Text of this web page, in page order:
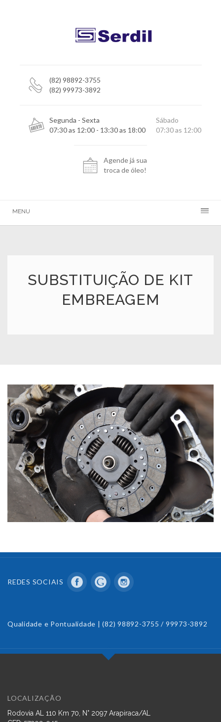
(82) 98892-3755
(82) 99973-3892
Segunda - Sexta
07:30 as 12:00 - 13:30 as 18:00
Sábado
07:30 as 12:00
Agende já sua
troca de óleo!
MENU
SUBSTITUIÇÃO DE KIT
EMBREAGEM
REDES SOCIAIS
Qualidade e Pontualidade | (82) 98892-3755 / 99973-3892
LOCALIZAÇÃO
Rodovia AL 110 Km 70, N° 2097 Arapiraca/AL